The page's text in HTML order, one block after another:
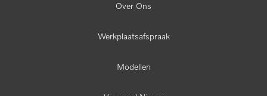
Over Ons
Werkplaatsafspraak
Modellen